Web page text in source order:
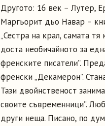
Другото: 16 век – Лутер,
Маргьорит дьо Навар –
„Сестра на крал, самата
доста необичайното за
френските писатели”.
френски „Декамерон”.
Тази двойнственост
своите съвременници”.
други неща. Писано, по